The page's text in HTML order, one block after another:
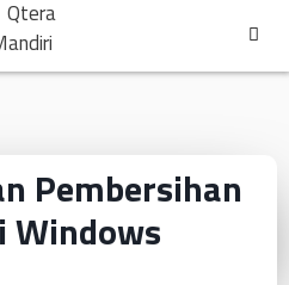
Pembersihan
Windows